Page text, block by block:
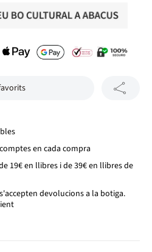
en cada compra
19€ en llibres i de 39€ en llibres de
devolucions a la botiga.